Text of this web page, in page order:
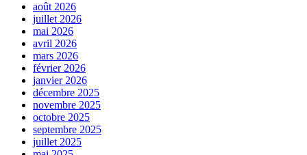
août 2026
juillet 2026
mai 2026
avril 2026
mars 2026
février 2026
janvier 2026
décembre 2025
novembre 2025
octobre 2025
septembre 2025
juillet 2025